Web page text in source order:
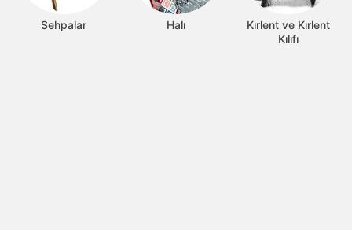
Sehpalar Halı
Kırlent ve Kırlent
Kılıfı